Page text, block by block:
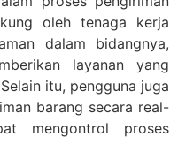
oleh tenaga kerja
dalam bidangnya,
layanan yang
itu, pengguna juga
barang secara real-
mengontrol proses